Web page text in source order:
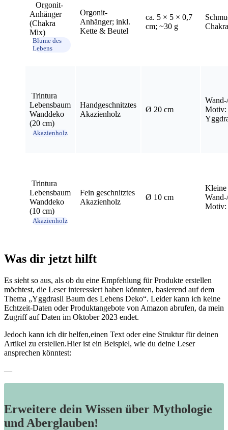
⁢ ⁢ ⁤ Orgonit-
Anhänger
(Chakra⁤
Mix)
Blume des
Lebens
Orgonit-
Anhänger; inkl.
Kette & Beutel
ca. 5 × 5 × 0,7
cm; ~30 g
⁣ Trintura
Lebensbaum
Wanddeko
‌(20 cm)
Akazienholz
Handgeschnitztes
Akazienholz
Ø 20 cm
Motiv: ​
⁢ Trintura
Lebensbaum
Wanddeko
(10 cm)
Akazienholz
Fein geschnitztes
Akazienholz
Ø 10 cm
Kleine
Motiv:
Was dir jetzt ⁢hilft
Es sieht so aus, als ob du eine Empfehlung für Produkte erstellen
möchtest, die Leser interessiert ⁣haben könnten, ‌basierend auf dem
Thema „Yggdrasil Baum des Lebens Deko“. Leider kann ich⁤ keine
Echtzeit-Daten oder Produktangebote von Amazon abrufen, da mein
Zugriff ⁣auf Daten im Oktober 2023 endet.
Jedoch kann ich dir helfen,einen Text oder eine Struktur für deinen
Artikel zu erstellen.Hier ist ein⁤ Beispiel, ‍wie ‌du deine Leser
ansprechen könntest:
—
Erweitere dein Wissen über Mythologie
und Aberglauben!